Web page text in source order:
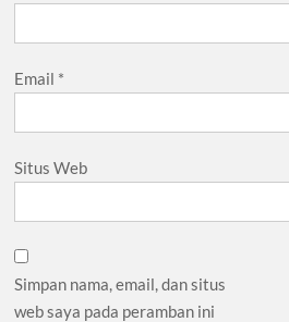
Email *
Situs Web
Simpan nama, email, dan situs
web saya pada peramban ini